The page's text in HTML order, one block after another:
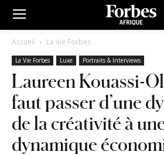
Accueil La Vie Forbes
La Vie Forbes Luxe Portraits & Interviews
Laureen Kouassi-
faut passer d’une
de la créativité à
dynamique